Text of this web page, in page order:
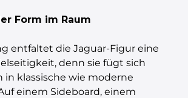
Form im Raum
entfaltet die Jaguar-Figur eine
denn sie fügt sich
in klassische wie moderne
einem Sideboard, einem